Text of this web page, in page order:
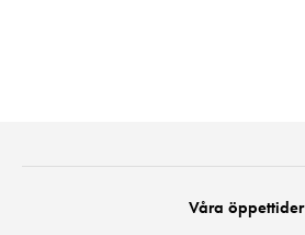
Våra öppettider